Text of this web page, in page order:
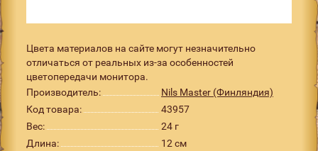
Цвета материалов на сайте могут незначительно
отличаться от реальных из-за особенностей
цветопередачи монитора.
Производитель:
Nils Master (Финляндия)
Код товара:
43957
Вес:
24 г
Длина:
12 см